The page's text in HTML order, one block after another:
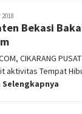
Bekasi
CIKARANG
aktivitas Tempat
Selengkapnya